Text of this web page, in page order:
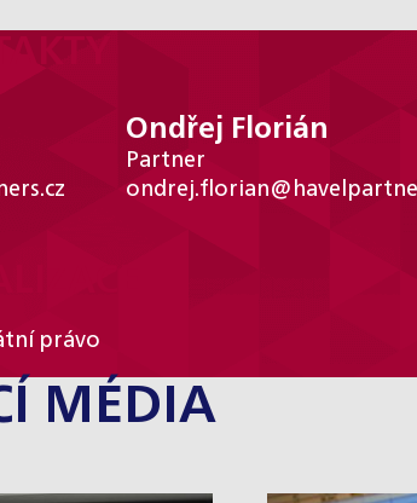
Ondřej Florián
Partner
právo
MÉDIA